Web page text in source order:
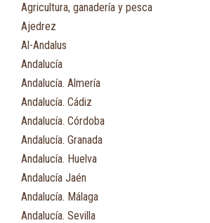
Agricultura, ganadería y pesca
Ajedrez
Al-Andalus
Andalucía
Andalucía. Almería
Andalucía. Cádiz
Andalucía. Córdoba
Andalucía. Granada
Andalucía. Huelva
Andalucía Jaén
Andalucía. Málaga
Andalucía. Sevilla